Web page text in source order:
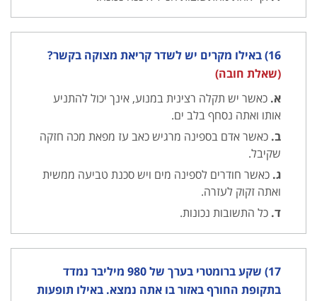
16) באילו מקרים יש לשדר קריאת מצוקה בקשר?
(שאלת חובה)
א. כאשר יש תקלה רצינית במנוע, אינך יכול להתניע
אותו ואתה נסחף בלב ים.
ב. כאשר אדם בספינה מרגיש כאב עז מפאת מכה חזקה
שקיבל.
ג. כאשר חודרים לספינה מים ויש סכנת טביעה ממשית
ואתה זקוק לעזרה.
ד. כל התשובות נכונות.
17) שקע ברומטרי בערך של 980 מיליבר נמדד
בתקופת החורף באזור בו אתה נמצא. באילו תופעות